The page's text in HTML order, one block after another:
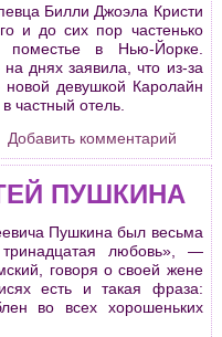
Билли Джоэла Кристи
и до сих пор частенько
поместье в Нью-Йорке.
днях заявила, что из-за
новой девушкой Каролайн
частный отель.
Добавить комментарий
ПУШКИНА
Пушкина был весьма
любовь», —
говоря о своей жене
есть и такая фраза:
во всех хорошеньких